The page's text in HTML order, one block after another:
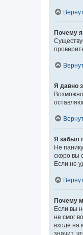
Почему я
Я давно
Я забыл
Не
скоро вы
Если не
Почему
Если вы
не смог
входе на
значит,